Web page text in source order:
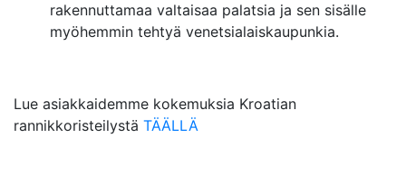
rakennuttamaa valtaisaa palatsia ja sen sisälle
myöhemmin tehtyä venetsialaiskaupunkia.
Lue asiakkaidemme kokemuksia Kroatian
rannikkoristeilystä TÄÄLLÄ